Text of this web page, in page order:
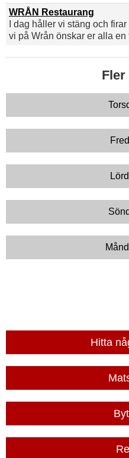
WRÅN Restaurang
I dag håller vi stäng och
vi på Wrån önskar er alla en
Fler
Hitta